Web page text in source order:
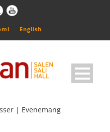
English
| Evenemang